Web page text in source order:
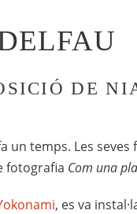
DE
un temps. Les
fotografia Com una
, es va